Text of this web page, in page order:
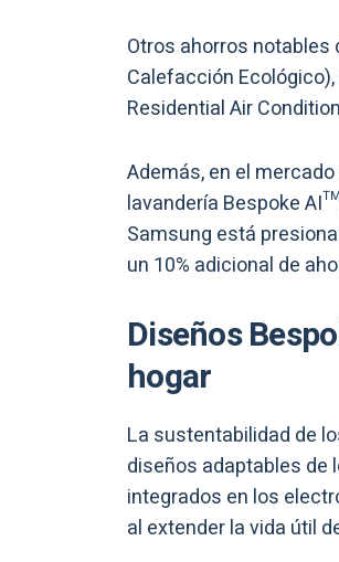
Otros ahorros notables
Calefacción
Residential Air
Además, en el
lavandería Bespoke
Samsung está
un 10% adicional de
Diseños
hogar
La sustentabilidad de
diseños adaptables de
integrados en los
al extender la vida útil